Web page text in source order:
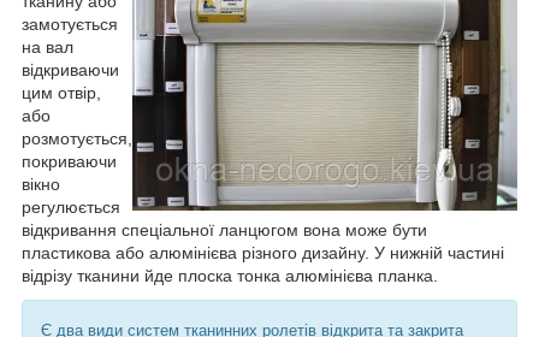
замотується
на вал
відкриваючи
цим отвір,
або
розмотується,
покриваючи
вікно
регулюється
відкривання спеціальної ланцюгом вона може бути
пластикова або алюмінієва різного дизайну. У нижній частині
відрізу тканини йде плоска тонка алюмінієва планка.
Є два види систем тканинних ролетів відкрита та закрита